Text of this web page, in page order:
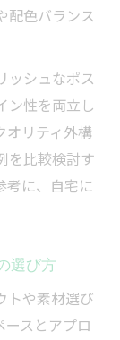
配色バランス
ッシュなポス
ン性を両立し
オリティ外構
を比較検討す
考に、自宅に
選び方
トや素材選び
スとアプロ